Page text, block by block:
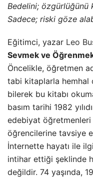
Bedelini; özgürlüğünü
Sadece; riski göze
Eğitimci, yazar Leo
Sevmek ve
Öncelikle, öğretmen
tabi kitaplarla hemhal
bilerek bu kitabı
basım tarihi 1982
edebiyat
öğrencilerine tavsiye
İnternette hayatı ile
intihar ettiği şeklinde
değildir. 74 yaşında,